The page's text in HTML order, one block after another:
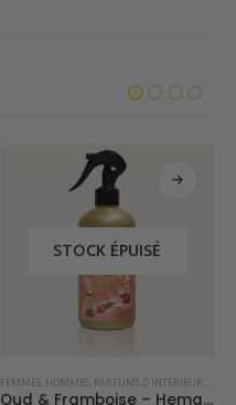
STOCK ÉPUISÉ
FEMMES HOMMES PARFUMS D'INTÉRIEUR
Oud & Framboise – Hemadi Luxury Oud